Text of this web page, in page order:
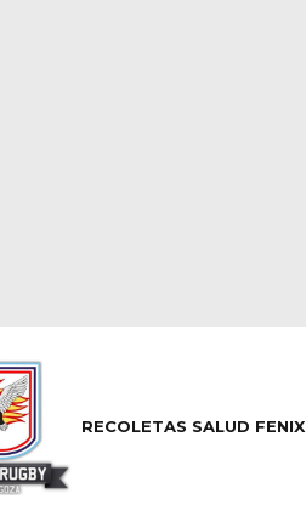
RECOLETAS SALUD FENIX